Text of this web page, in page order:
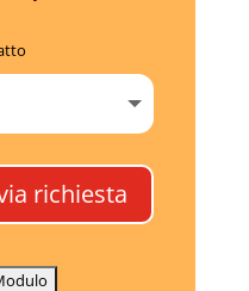
richiesta